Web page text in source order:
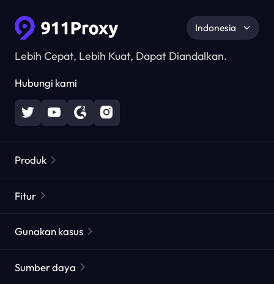
Lebih Cepat, Lebih Kuat, Dapat Diandalkan.
Hubungi kami
Indonesia
Produk
Proxy Perumahan Statis
Proxy ISP Jangka Panjang
Fitur
Proxy by ISP
Gunakan kasus
Sumber daya